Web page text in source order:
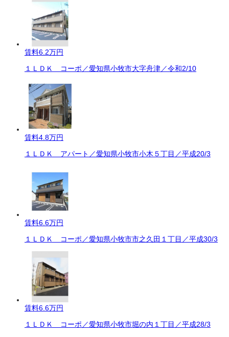
賃料6.2万円
１ＬＤＫ コーポ／愛知県小牧市大字舟津／令和2/10
賃料4.8万円
１ＬＤＫ アパート／愛知県小牧市小木５丁目／平成20/3
賃料6.6万円
１ＬＤＫ コーポ／愛知県小牧市市之久田１丁目／平成30/3
賃料6.6万円
１ＬＤＫ コーポ／愛知県小牧市堀の内１丁目／平成28/3